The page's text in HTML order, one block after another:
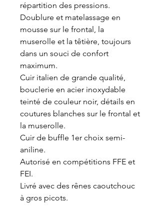
répartition des pressions.
Doublure et matelassage en
mousse sur le frontal, la
muserolle et la têtière, toujours
dans un souci de confort
maximum.
Cuir italien de grande qualité,
bouclerie en acier inoxydable
teinté de couleur noir, détails en
coutures blanches sur le frontal et
la muserolle.
Cuir de buffle 1er choix semi-
aniline.
Autorisé en compétitions FFE et
FEI.
Livré avec des rênes caoutchouc
à gros picots.